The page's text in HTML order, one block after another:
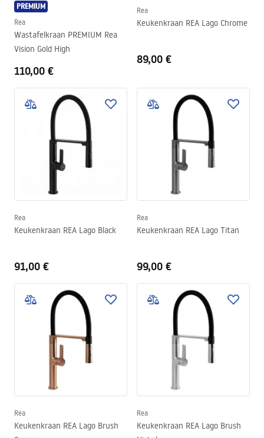
PREMIUM
Rea
Wastafelkraan PREMIUM Rea
Vision Gold High
110,00 €
Rea
Keukenkraan REA Lago Chrome
89,00 €
Rea
Keukenkraan REA Lago Black
91,00 €
Rea
Keukenkraan REA Lago Titan
99,00 €
Rea
Keukenkraan REA Lago Brush
Rea
Keukenkraan REA Lago Brush